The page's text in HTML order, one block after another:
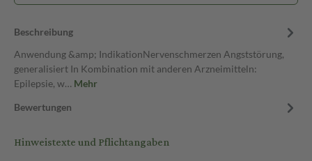
Beschreibung
Anwendung &amp; IndikationNervenschmerzen Angststörung,
generalisiert In Kombination mit anderen Arzneimitteln:
Epilepsie, w… Mehr
Bewertungen
Hinweistexte und Pflichtangaben